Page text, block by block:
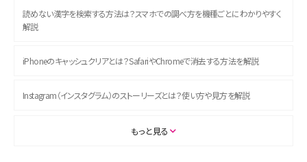
読めない漢字を検索する方法は？スマホでの調べ方を機種ごとにわかりやすく
解説
iPhoneのキャッシュクリアとは？SafariやChromeで消去する方法を解説
Instagram（インスタグラム）のストーリーズとは？使い方や見方を解説
ASMRとは？初心者向けの代表ジャンルや楽しみ方を解説
もっと見る